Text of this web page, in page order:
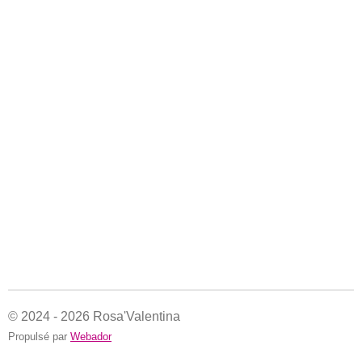
© 2024 - 2026 Rosa'Valentina
Propulsé par Webador